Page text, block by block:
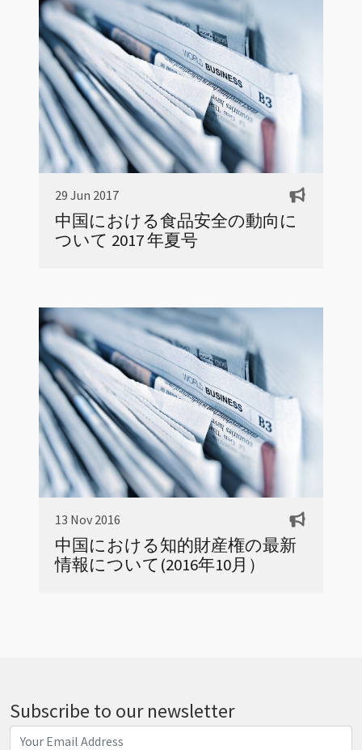
29 Jun 2017
中国における食品安全の動向に
ついて 2017 年夏号
13 Nov 2016
中国における知的財産権の最新
情報について(2016年10月）
Subscribe to our newsletter